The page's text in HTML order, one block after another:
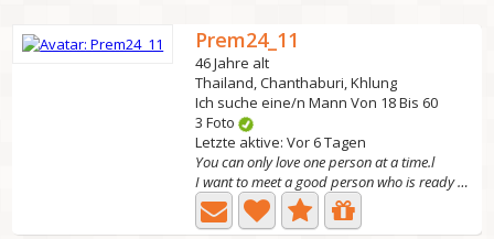
Prem24_11
46 Jahre alt
Thailand, Chanthaburi, Khlung
Ich suche eine/n Mann Von 18 Bis 60
3 Foto
Letzte aktive: Vor 6 Tagen
You can only love one person at a time.l
I want to meet a good person who is ready to walk...